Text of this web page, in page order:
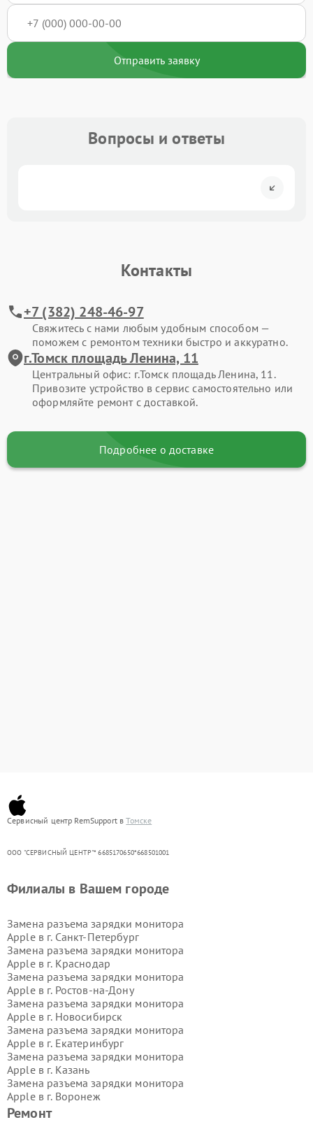
Отправить заявку
Вопросы и ответы
Контакты
+7 (382) 248-46-97
Свяжитесь с нами любым удобным способом —
поможем с ремонтом техники быстро и аккуратно.
г.Томск площадь Ленина, 11
Центральный офис: г.Томск площадь Ленина, 11.
Привозите устройство в сервис самостоятельно или
оформляйте ремонт с доставкой.
Подробнее о доставке
Сервисный центр RemSupport вТомске
ООО "СЕРВИСНЫЙ ЦЕНТР"* 6685170650*668501001
Ремонт
Филиалы в Вашем городе
Замена разъема зарядки монитора
Apple в г. Санкт-Петербург
Замена разъема зарядки монитора
Apple в г. Краснодар
Замена разъема зарядки монитора
Apple в г. Ростов-на-Дону
Замена разъема зарядки монитора
Apple в г. Новосибирск
Замена разъема зарядки монитора
Apple в г. Екатеринбург
Замена разъема зарядки монитора
Apple в г. Казань
Замена разъема зарядки монитора
Apple в г. Воронеж
Замена разъема зарядки монитора